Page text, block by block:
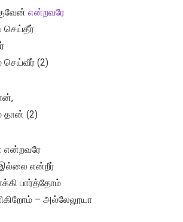
என்றவரே
செய்தீர்
செய்வீர் (2)
தான் (2)
என்றவரே
என்றீர்
பார்த்தோம்
– அல்லேலூயா